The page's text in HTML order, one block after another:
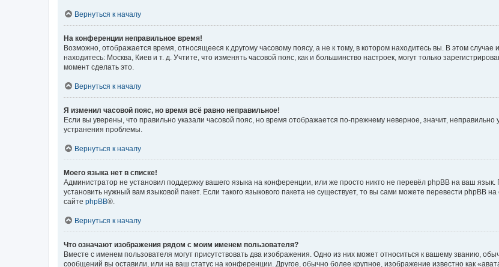
Вернуться к началу
На конференции неправильное время!
Возможно, отображается время, относящееся к другому часовому поясу, а не к тому, в котором находитесь вы. В этом
находитесь: Москва, Киев и т. д. Учтите, что изменять часовой пояс, как и большинство настроек, могут только
момент сделать это.
Вернуться к началу
Я изменил часовой пояс, но время всё равно неправильное!
Если вы уверены, что правильно указали часовой пояс, но время отображается по-прежнему неверное, значит,
устранения проблемы.
Вернуться к началу
Моего языка нет в списке!
Администратор не установил поддержку вашего языка на конференции, или же просто никто не перевёл phpBB на ваш
установить нужный вам языковой пакет. Если такого языкового пакета не существует, то вы сами можете перевести
сайте phpBB®.
Вернуться к началу
Что означают изображения рядом с моим именем пользователя?
Вместе с именем пользователя могут присутствовать два изображения. Одно из них может относиться к вашему званию,
сообщений вы оставили, или на ваш статус на конференции. Другое, обычно более крупное, изображение известно как